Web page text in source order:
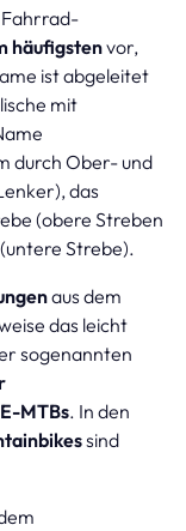
häufigstenvor,
ist abgeleitet
mit
durch Ober- und
das
(obere Streben
Strebe).
aus dem
das leicht
sogenannten
E-MTBs. In den
sind